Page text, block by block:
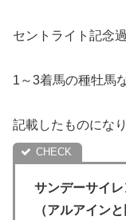
セントライト記念
1～3着馬の種牡馬
記載したものになり
サンデーサイ
（アルアインと